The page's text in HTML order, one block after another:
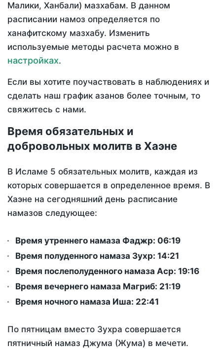
Малики, Ханбали) мазхабам. В данном
расписании намоз определяется по
ханафитскому мазхабу. Изменить
используемые методы расчета можно в
настройках.
Если вы хотите поучаствовать в наблюдениях и
сделать наш график азанов более точным, то
свяжитесь с нами.
Время обязательных и
добровольных молитв в Хаэне
В Исламе 5 обязательных молитв, каждая из
которых совершается в определенное время. В
Хаэне на сегодняшний день расписание
намазов следующее:
Время утреннего намаза Фаджр: 06:19
Время полуденного намаза Зухр: 14:21
Время послеполуденного намаза Аср: 19:16
Время вечернего намаза Магриб: 21:19
Время ночного намаза Иша: 22:41
По пятницам вместо Зухра совершается
пятничный намаз Джума (Жума) в мечети.